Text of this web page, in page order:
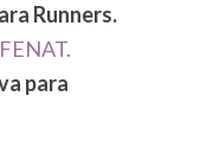
Runners.
para